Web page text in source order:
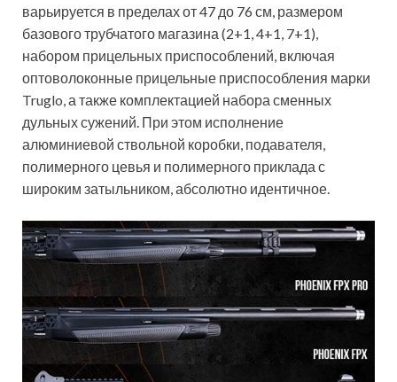
варьируется в пределах от 47 до 76 см, размером
базового трубчатого магазина (2+1, 4+1, 7+1),
набором прицельных приспособлений, включая
оптоволоконные прицельные приспособления марки
Truglo, а также комплектацией набора сменных
дульных сужений. При этом исполнение
алюминиевой ствольной коробки, подавателя,
полимерного цевья и полимерного приклада с
широким затыльником, абсолютно идентичное.